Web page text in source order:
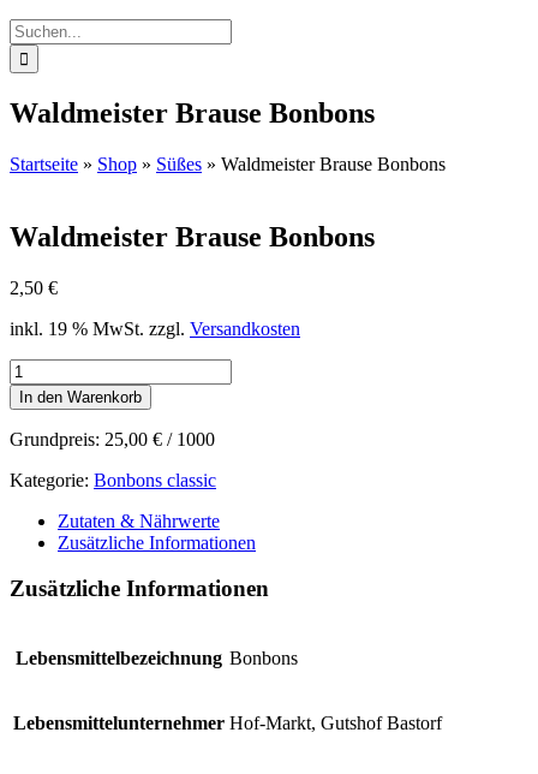
Suche
nach:
Waldmeister Brause Bonbons
Startseite » Shop » Süßes » Waldmeister Brause Bonbons
Waldmeister Brause Bonbons
2,50 €
inkl. 19 % MwSt. zzgl. Versandkosten
Waldmeister
Brause
Bonbons
Menge
In den Warenkorb
Grundpreis: 25,00 € / 1000
Kategorie: Bonbons classic
Zutaten & Nährwerte
Zusätzliche Informationen
Zusätzliche Informationen
Lebensmittelbezeichnung Bonbons
Lebensmittelunternehmer Hof-Markt, Gutshof Bastorf